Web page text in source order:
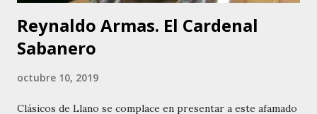
Reynaldo Armas. El Cardenal
Sabanero
octubre 10, 2019
Clásicos de Llano se complace en presentar a este afamado